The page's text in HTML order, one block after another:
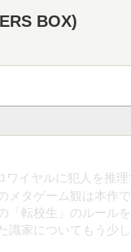
BOX)
ワイヤルに犯人を推
メタゲーム観は本作
「転校生」のルール
識家についてもう少